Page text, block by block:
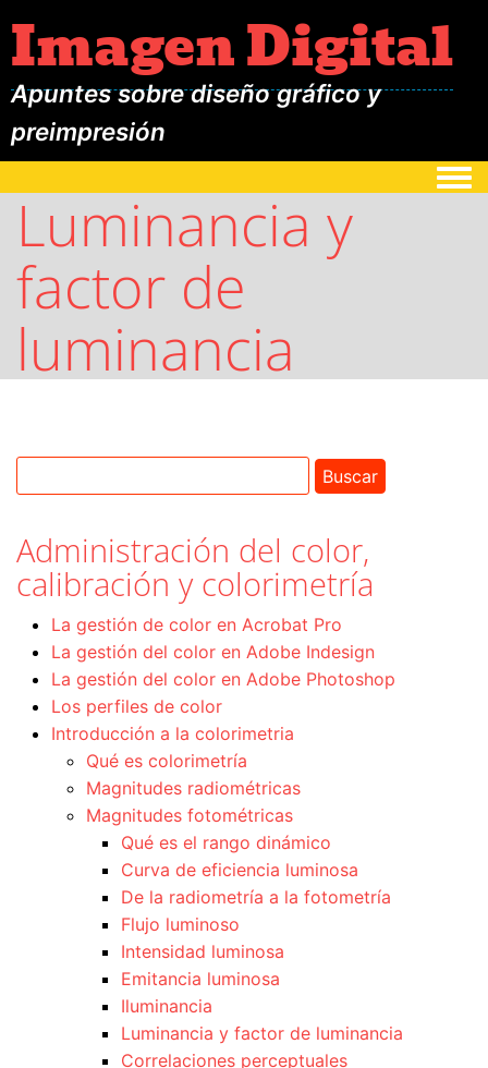
Imagen Digital
Apuntes sobre diseño gráfico y
preimpresión
Luminancia y
factor de
luminancia
Administración del color,
calibración y colorimetría
La gestión de color en Acrobat Pro
La gestión del color en Adobe Indesign
La gestión del color en Adobe Photoshop
Los perfiles de color
Introducción a la colorimetria
Qué es colorimetría
Magnitudes radiométricas
Magnitudes fotométricas
Qué es el rango dinámico
Curva de eficiencia luminosa
De la radiometría a la fotometría
Flujo luminoso
Intensidad luminosa
Emitancia luminosa
Iluminancia
Luminancia y factor de luminancia
Correlaciones perceptuales